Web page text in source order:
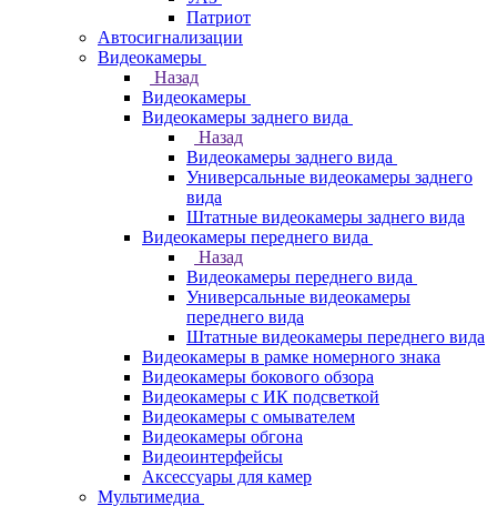
Патриот
Автосигнализации
Видеокамеры
Назад
Видеокамеры
Видеокамеры заднего вида
Назад
Видеокамеры заднего вида
Универсальные видеокамеры заднего
вида
Штатные видеокамеры заднего вида
Видеокамеры переднего вида
Назад
Видеокамеры переднего вида
Универсальные видеокамеры
переднего вида
Штатные видеокамеры переднего вида
Видеокамеры в рамке номерного знака
Видеокамеры бокового обзора
Видеокамеры с ИК подсветкой
Видеокамеры с омывателем
Видеокамеры обгона
Видеоинтерфейсы
Аксессуары для камер
Мультимедиа